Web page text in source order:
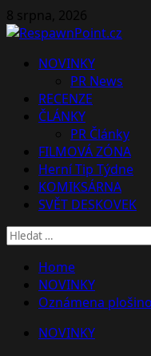
Skip
to
8 srpna, 2026
PrimaryNOVINKY
PR News
RECENZE
ČLÁNKY
PR Články
FILMOVÁ ZÓNA
Herní Tip Týdne
KOMIKSÁRNA
SVĚT DESKOVEK
Vyhledávání
Home
NOVINKY
Oznámena
NOVINKY